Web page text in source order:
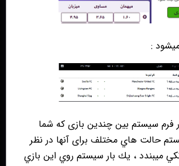
:
فرم سیستم بين چندین بازی که شما
حالت هاي مختلف برای آنها در نظر
ميبندد ، يك بار سيستم روي اين بازي